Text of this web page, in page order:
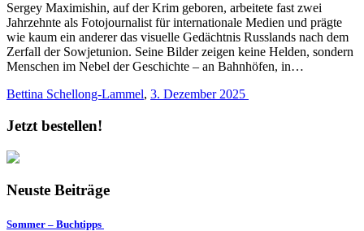
Sergey Maximishin, auf der Krim geboren, arbeitete fast zwei
Jahrzehnte als Fotojournalist für internationale Medien und prägte
wie kaum ein anderer das visuelle Gedächtnis Russlands nach dem
Zerfall der Sowjetunion. Seine Bilder zeigen keine Helden, sondern
Menschen im Nebel der Geschichte – an Bahnhöfen, in…
Bettina Schellong-Lammel, 3. Dezember 2025
Jetzt bestellen!
Neuste Beiträge
Sommer – Buchtipps